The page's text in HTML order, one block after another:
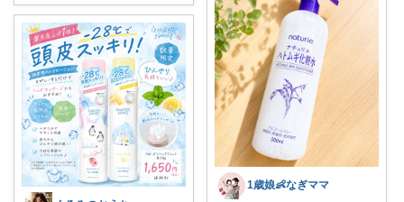
1歳娘👶なぎママ